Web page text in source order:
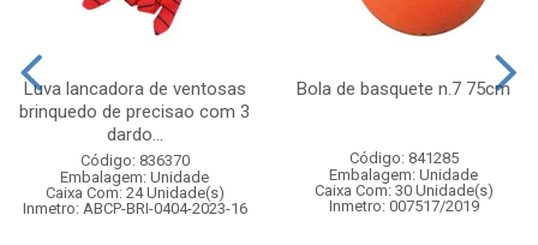
Luva lancadora de ventosas
brinquedo de precisao com 3
dardo...
Código: 836370
Embalagem: Unidade
Caixa Com: 24 Unidade(s)
Inmetro: ABCP-BRI-0404-2023-16
Bola de basquete n.7 75cm
Código: 841285
Embalagem: Unidade
Caixa Com: 30 Unidade(s)
Inmetro: 007517/2019